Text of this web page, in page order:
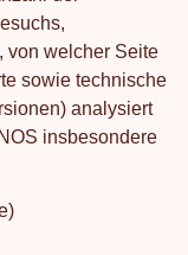
von welcher Seite
sowie technische
analysiert
insbesondere